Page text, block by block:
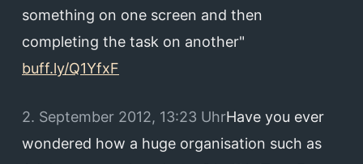
something on one screen and then
completing the task on another"
buff.ly/Q1YfxF
2. September 2012, 13:23 UhrHave you ever
wondered how a huge organisation such as